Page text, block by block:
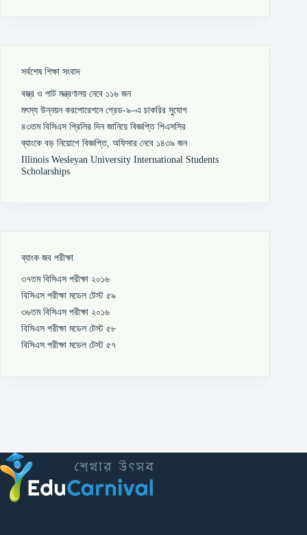
সর্বশেষ শিক্ষা সংবাদ
বস্ত্র ও পাট মন্ত্রণালয় নেবে ১১৬ জন
মৎস্য উন্নয়ন করপোরেশনে গ্রেড-৯–এ চাকরির সুযোগ
৪৩তম বিসিএস প্রিলির দিন জানিয়ে বিজ্ঞপ্তি পিএসসির
ব্যাংকে বড় নিয়োগে বিজ্ঞপ্তি, অফিসার নেবে ১৪৩৯ জন
Illinois Wesleyan University International Students
Scholarships
ব্যাংক জব পরীক্ষা
৩৭তম বিসিএস পরীক্ষা ২০১৬
বিসিএস পরীক্ষা মডেল টেস্ট ৫৯
৩৬তম বিসিএস পরীক্ষা ২০১৬
বিসিএস পরীক্ষা মডেল টেস্ট ৫৮
বিসিএস পরীক্ষা মডেল টেস্ট ৫৭